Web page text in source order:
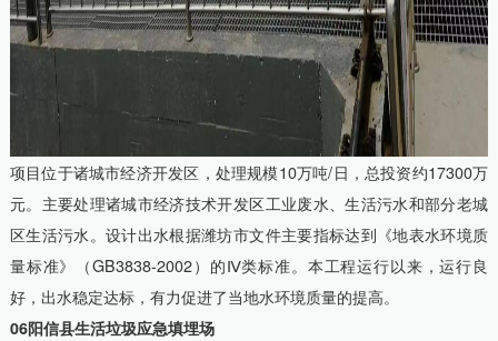
项目位于诸城市经济开发区，处理规模10万吨/日，总投资约17300万
元。主要处理诸城市经济技术开发区工业废水、生活污水和部分老城
区生活污水。设计出水根据潍坊市文件主要指标达到《地表水环境质
量标准》（GB3838-2002）的Ⅳ类标准。本工程运行以来，运行良
好，出水稳定达标，有力促进了当地水环境质量的提高。
06阳信县生活垃圾应急填埋场